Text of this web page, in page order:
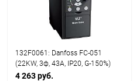
132F0061: Danfoss FC-051
(22KW, 3ф, 43A, IP20, G-150%)
4 263 руб.